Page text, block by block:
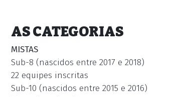
AS CATEGORIAS
MISTAS
Sub-8 (nascidos entre 2017 e 2018)
22 equipes inscritas
Sub-10 (nascidos entre 2015 e 2016)